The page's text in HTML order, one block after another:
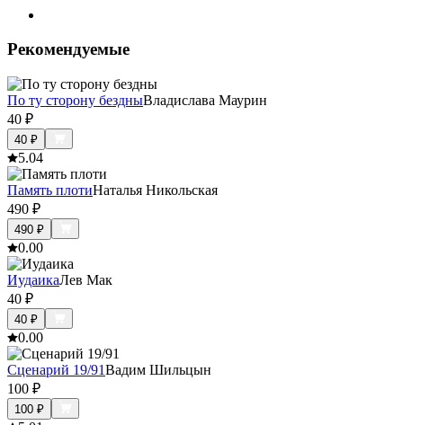
Рекомендуемые
По ту сторону бездныВладислава Маурин
40 ₽
40 ₽
5.04
Память плотиНаталья Никольская
490 ₽
490 ₽
0.00
ИудаикаЛев Мак
40 ₽
40 ₽
0.00
Сценарий 19/91Вадим Шильцын
100 ₽
100 ₽